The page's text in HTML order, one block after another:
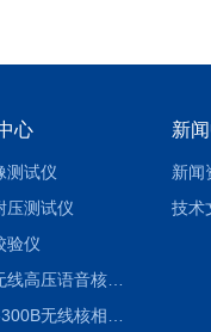
心
测试仪
压测试仪
验仪
扬州无线高压语音核相仪
新
新闻
技术